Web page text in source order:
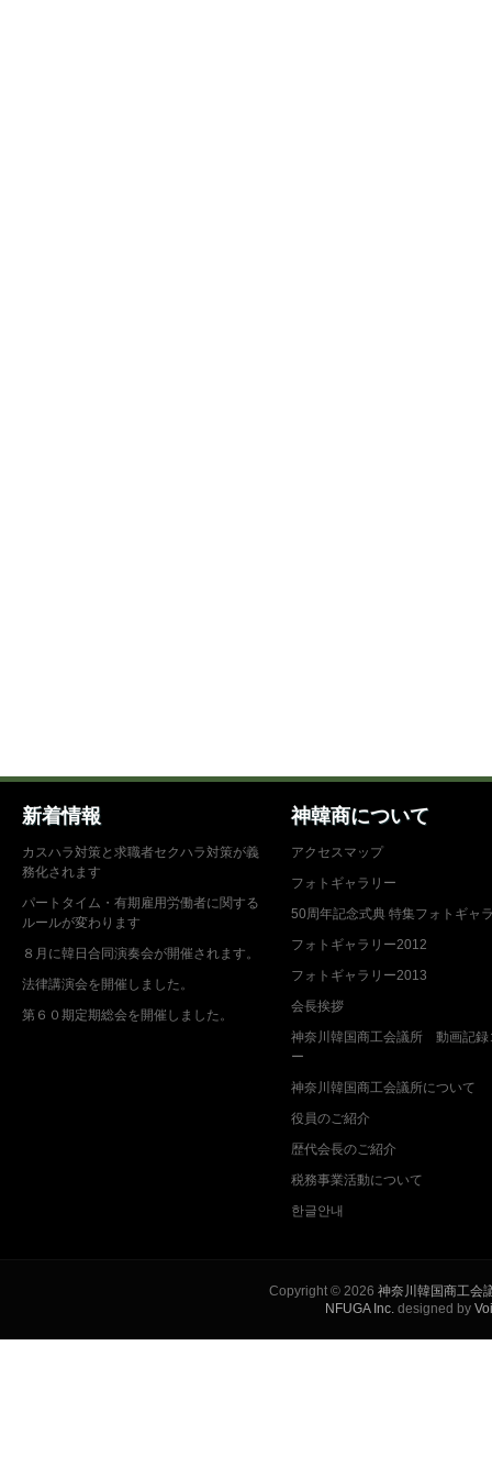
新着情報
カスハラ対策と求職者セクハラ対策が義
務化されます
パートタイム・有期雇用労働者に関する
ルールが変わります
８月に韓日合同演奏会が開催されます。
法律講演会を開催しました。
第６０期定期総会を開催しました。
神韓商について
アクセスマップ
フォトギャラリー
50周年記念式典 特集フォトギャ
フォトギャラリー2012
フォトギャラリー2013
会長挨拶
神奈川韓国商工会議所 動画記録
ー
神奈川韓国商工会議所について
役員のご紹介
歴代会長のご紹介
税務事業活動について
한글안내
Copyright © 2026 神奈川韓国商工会
NFUGA Inc. designed by